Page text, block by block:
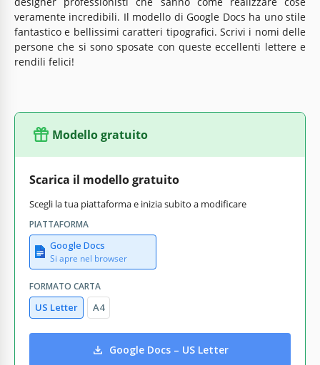
veramente incredibili. Il modello di Google Docs ha uno stile
fantastico e bellissimi caratteri tipografici. Scrivi i nomi delle
persone che si sono sposate con queste eccellenti lettere e
rendili felici!
Modello gratuito
Scarica il modello gratuito
Scegli la tua piattaforma e inizia subito a modificare
PIATTAFORMA
Google Docs
Si apre nel browser
FORMATO CARTA
US Letter A4
Google Docs – US Letter